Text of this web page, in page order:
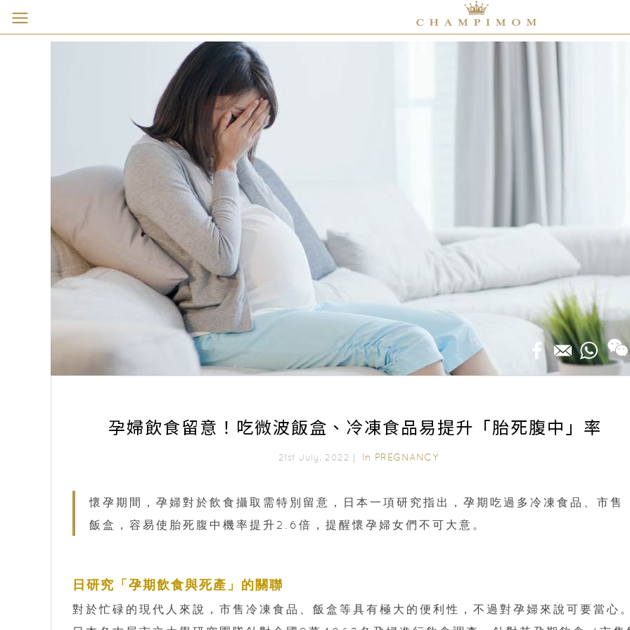
孕婦飲食留意！吃微波飯盒、冷凍食品易提升「胎死腹中」率
21st July, 2022｜ In PREGNANCY
懷孕期間，孕婦對於飲食攝取需特別留意，日本一項研究指出，孕期吃過多冷凍食品、市售
飯盒，容易使胎死腹中機率提升2.6倍，提醒懷孕婦女們不可大意。
日研究「孕期飲食與死產」的關聯
對於忙碌的現代人來說，市售冷凍食品、飯盒等具有極大的便利性，不過對孕婦來說可要當心